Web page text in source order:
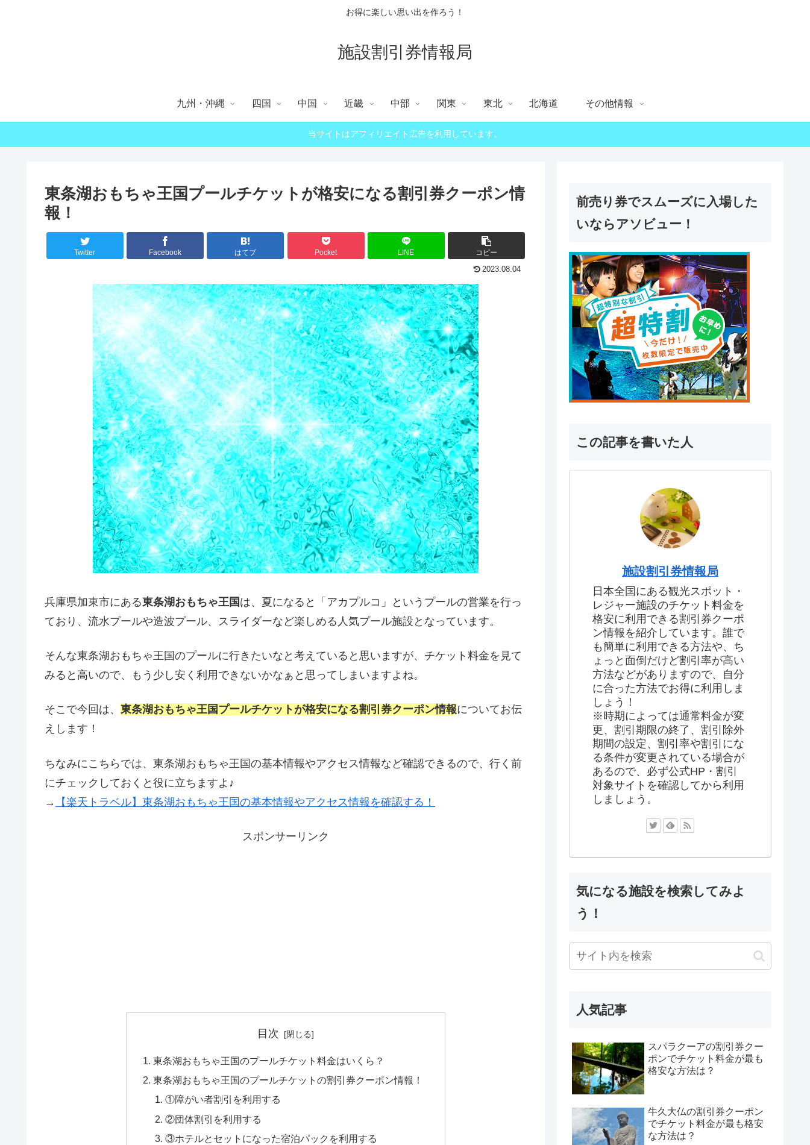
お得に楽しい思い出を作ろう！
施設割引券情報局
九州・沖縄 四国 中国 近畿 中部 関東 東北 北海道 その他情報
当サイトはアフィリエイト広告を利用しています。
東条湖おもちゃ王国プールチケットが格安になる割引券クーポン情
報！
Twitter Facebook はてブ Pocket LINE コピー
2023.08.04
兵庫県加東市にある東条湖おもちゃ王国 は、夏になると「アカプルコ」というプールの営業を行っ
ており、流水プールや造波プール、スライダーなど楽しめる人気プール施設となっています。
そんな東条湖おもちゃ王国のプールに行きたいなと考えていると思いますが、チケット料金を見て
みると高いので、もう少し安く利用できないかなぁと思ってしまいますよね。
そこで今回は、 東条湖おもちゃ王国プールチケットが格安になる割引券クーポン情報についてお伝
えします！
ちなみにこちらでは、東条湖おもちゃ王国の基本情報やアクセス情報など確認できるので、行く前
にチェックしておくと役に立ちますよ♪
→
【楽天トラベル】東条湖おもちゃ王国の基本情報やアクセス情報を確認する！
スポンサーリンク
目次
東条湖おもちゃ王国のプールチケット料金はいくら？
東条湖おもちゃ王国のプールチケットの割引券クーポン情報！
①障がい者割引を利用する
②団体割引を利用する
③ホテルとセットになった宿泊パックを利用する
前売り券でスムーズに入場した
いならアソビュー！
この記事を書いた人
施設割引券情報局
日本全国にある観光スポット・
レジャー施設のチケット料金を
格安に利用できる割引券クーポ
ン情報を紹介しています。誰で
も簡単に利用できる方法や、ち
ょっと面倒だけど割引率が高い
方法などがありますので、自分
に合った方法でお得に利用しま
しょう！
※時期によっては通常料金が変
更、割引期限の終了、割引除外
期間の設定、割引率や割引にな
る条件が変更されている場合が
あるので、必ず公式HP・割引
対象サイトを確認してから利用
しましょう。
気になる施設を検索してみよ
う！
人気記事
スパラクーアの割引券クー
ポンでチケット料金が最も
格安な方法は？
牛久大仏の割引券クーポン
でチケット料金が最も格安
な方法は？